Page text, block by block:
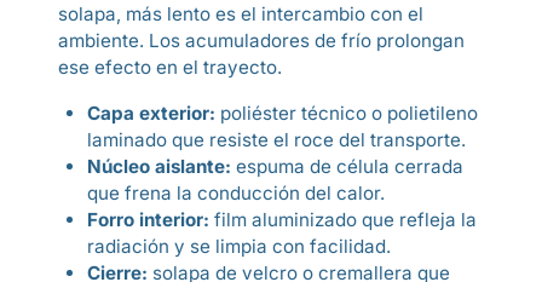
solapa, más lento es el intercambio con el
ambiente. Los acumuladores de frío prolongan
ese efecto en el trayecto.
Capa exterior: poliéster técnico o polietileno
laminado que resiste el roce del transporte.
Núcleo aislante: espuma de célula cerrada
que frena la conducción del calor.
Forro interior: film aluminizado que refleja la
radiación y se limpia con facilidad.
Cierre: solapa de velcro o cremallera que